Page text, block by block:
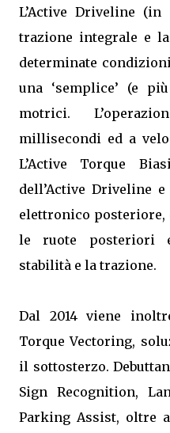
L’Active Driveline
trazione integrale e
determinate
una ‘semplice’ (e
motrici.
millisecondi ed a
L’Active Torque
dell’Active Driveline
elettronico posteriore,
le ruote posteriori
stabilità e la trazione.
Dal 2014 viene
Torque Vectoring,
il sottosterzo.
Sign Recognition,
Parking Assist, oltre